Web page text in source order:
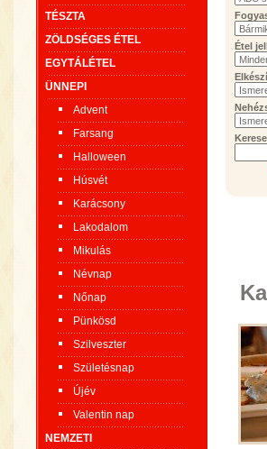
TÉSZTA
ZÖLDSÉGES ÉTEL
EGYTÁLÉTEL
ÜNNEPI
Advent
Farsang
Halloween
Húsvét
Karácsony
Lakodalom
Mikulás
Névnap
Nőnap
Pünkösd
Szilveszter
Születésnap
Újév
Valentin nap
NEMZETI
Étel